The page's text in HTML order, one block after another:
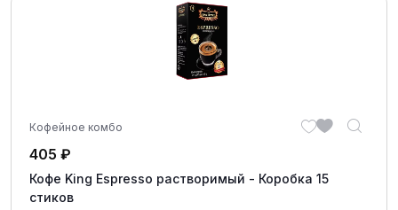
Кофейное комбо
405 ₽
Кофе King Espresso растворимый - Коробка 15
стиков